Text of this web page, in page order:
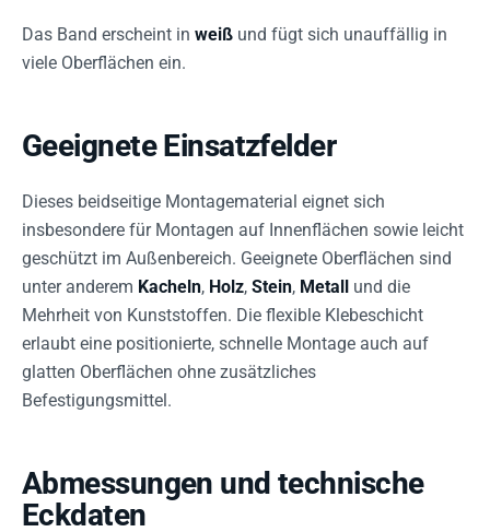
Das Band erscheint in weiß und fügt sich unauffällig in
viele Oberflächen ein.
Geeignete Einsatzfelder
Dieses beidseitige Montagematerial eignet sich
insbesondere für Montagen auf Innenflächen sowie leicht
geschützt im Außenbereich. Geeignete Oberflächen sind
unter anderem Kacheln, Holz, Stein, Metall und die
Mehrheit von Kunststoffen. Die flexible Klebeschicht
erlaubt eine positionierte, schnelle Montage auch auf
glatten Oberflächen ohne zusätzliches
Befestigungsmittel.
Abmessungen und technische
Eckdaten